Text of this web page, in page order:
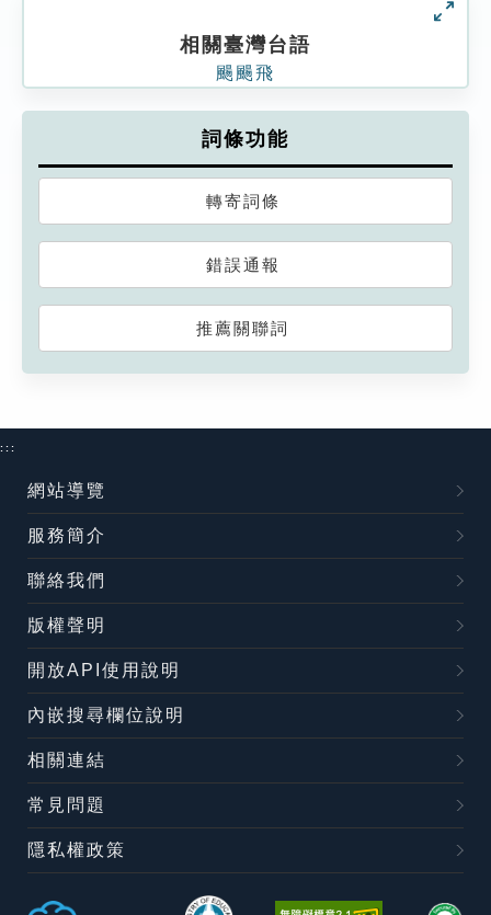
相關臺灣台語
颺颺飛
詞條功能
轉寄詞條
錯誤通報
推薦關聯詞
:::
網站導覽
服務簡介
聯絡我們
版權聲明
開放API使用說明
內嵌搜尋欄位說明
相關連結
常見問題
隱私權政策